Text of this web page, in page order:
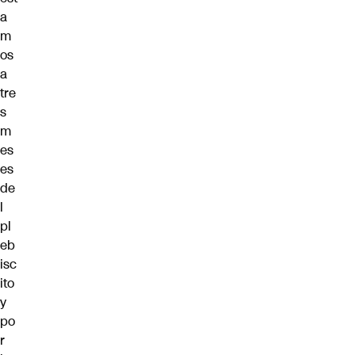
a
m
os
a
tre
s
m
es
es
de
l
pl
eb
isc
ito
y
po
r